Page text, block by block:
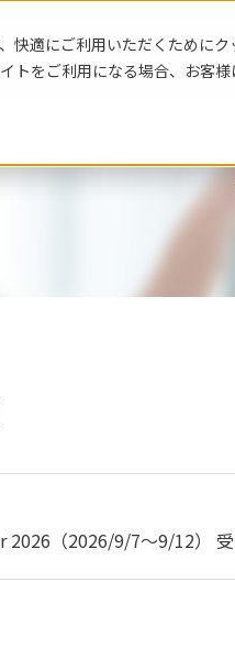
適にご利用いただくためにク
トをご利用になる場合、お客様
2026（2026/9/7～9/12）